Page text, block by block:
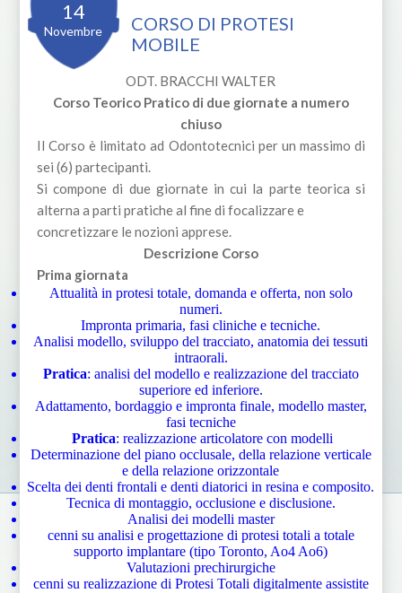
14
Novembre
CORSO DI PROTESI
MOBILE
ODT. BRACCHI WALTER
Corso Teorico Pratico di due giornate a numero
chiuso
Il Corso è limitato ad Odontotecnici per un massimo di
sei (6) partecipanti.
Si compone di due giornate in cui la parte teorica si
alterna a parti pratiche al fine di focalizzare e
concretizzare le nozioni apprese.
Descrizione Corso
Prima giornata
Attualità in protesi totale, domanda e offerta, non solo
numeri.
Impronta primaria, fasi cliniche e tecniche.
Analisi modello, sviluppo del tracciato, anatomia dei tessuti
intraorali.
Pratica: analisi del modello e realizzazione del tracciato
superiore ed inferiore.
Adattamento, bordaggio e impronta finale, modello master,
fasi tecniche
Pratica: realizzazione articolatore con modelli
Determinazione del piano occlusale, della relazione verticale
e della relazione orizzontale
Scelta dei denti frontali e denti diatorici in resina e composito.
Tecnica di montaggio, occlusione e disclusione.
Analisi dei modelli master
cenni su analisi e progettazione di protesi totali a totale
supporto implantare (tipo Toronto, Ao4 Ao6)
Valutazioni prechirurgiche
cenni su realizzazione di Protesi Totali digitalmente assistite